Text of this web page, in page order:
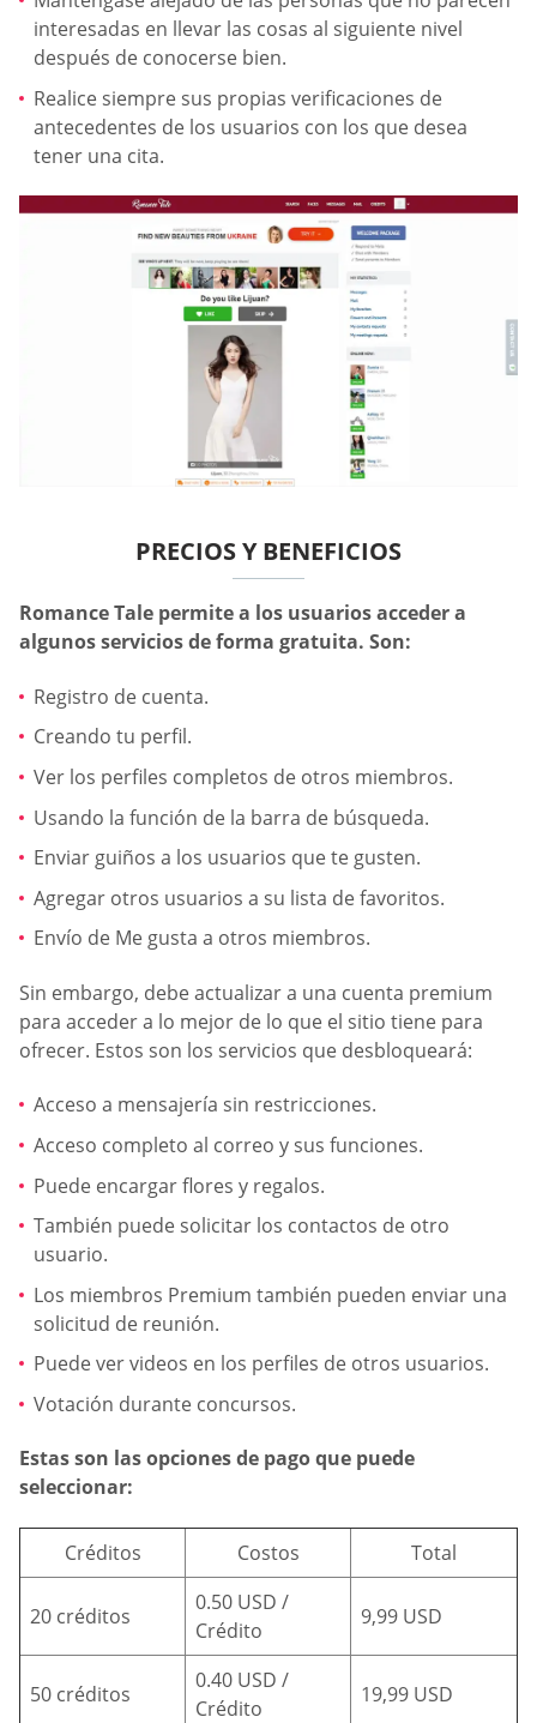
interesadas en llevar las cosas al siguiente nivel
después de conocerse bien.
Realice siempre sus propias verificaciones de
antecedentes de los usuarios con los que desea
tener una cita.
PRECIOS Y BENEFICIOS
Romance Tale permite a los usuarios acceder a
algunos servicios de forma gratuita. Son:
Registro de cuenta.
Creando tu perfil.
Ver los perfiles completos de otros miembros.
Usando la función de la barra de búsqueda.
Enviar guiños a los usuarios que te gusten.
Agregar otros usuarios a su lista de favoritos.
Envío de Me gusta a otros miembros.
Sin embargo, debe actualizar a una cuenta premium
para acceder a lo mejor de lo que el sitio tiene para
ofrecer. Estos son los servicios que desbloqueará:
Acceso a mensajería sin restricciones.
Acceso completo al correo y sus funciones.
Puede encargar flores y regalos.
También puede solicitar los contactos de otro
usuario.
Los miembros Premium también pueden enviar una
solicitud de reunión.
Puede ver videos en los perfiles de otros usuarios.
Votación durante concursos.
Estas son las opciones de pago que puede
seleccionar:
Créditos Costos Total
20 créditos
0.50 USD /
Crédito
9,99 USD
50 créditos
0.40 USD /
Crédito
19,99 USD